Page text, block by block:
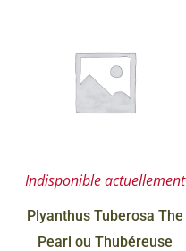
Indisponible actuellement
Plyanthus Tuberosa The
Pearl ou Thubéreuse